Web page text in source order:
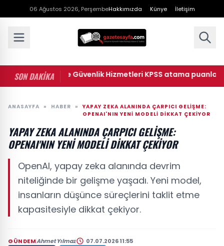
06 Ağustos 2026, PerşembeHakkımızda Künye İletişim
SON DAKİKA
Ceza İnfaz ve Güvenlik Hizmetleri KPSS atama puanları:
ANASAYFA » HABER »
YAPAY ZEKA ALANINDA ÇARPICI GELIŞME:
OPENAI'NIN YENI MODELI DIKKAT ÇEKIYOR
YAPAY ZEKA ALANINDA ÇARPICI GELIŞME:
OPENAI'NIN YENI MODELI DIKKAT ÇEKIYOR
OpenAI, yapay zeka alanında devrim
niteliğinde bir gelişme yaşadı. Yeni model,
insanların düşünce süreçlerini taklit etme
kapasitesiyle dikkat çekiyor.
GÜNDEMAhmet Yılmaz 07.07.2026 11:55